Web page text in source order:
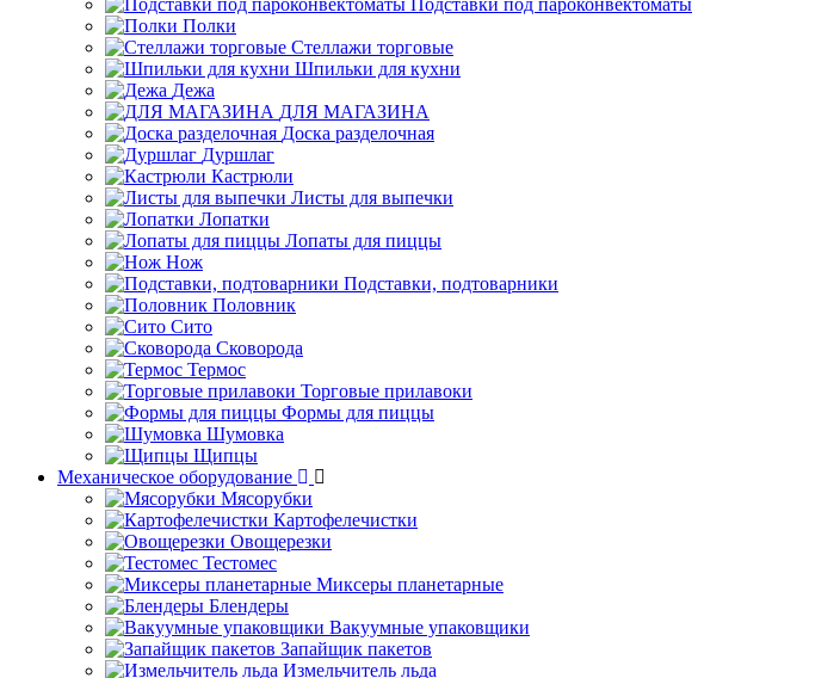
Подставки под пароконвектоматы
Полки
Стеллажи торговые
Шпильки для кухни
Дежа
ДЛЯ МАГАЗИНА
Доска разделочная
Дуршлаг
Кастрюли
Листы для выпечки
Лопатки
Лопаты для пиццы
Нож
Подставки, подтоварники
Половник
Сито
Сковорода
Термос
Торговые прилавоки
Формы для пиццы
Шумовка
Щипцы
Механическое оборудование
Мясорубки
Картофелечистки
Овощерезки
Тестомес
Миксеры планетарные
Блендеры
Вакуумные упаковщики
Запайщик пакетов
Измельчитель льда